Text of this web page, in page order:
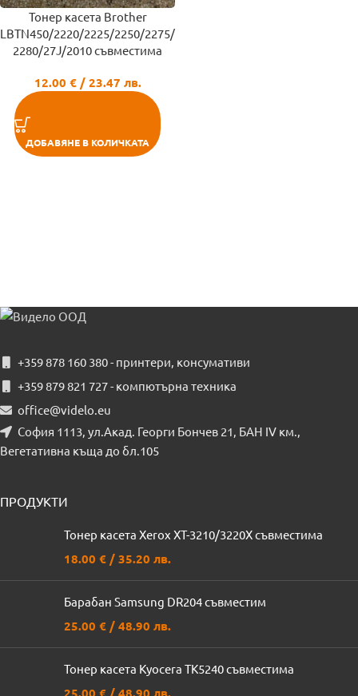
Тонер касета Brother
LBTN450/2220/2225/2250/2275/
2280/27J/2010 съвместима
12.00 €/ 23.47 лв.
ДОБАВЯНЕ В КОЛИЧКАТА
+359 878 160 380 - принтери, консумативи
+359 879 821 727 - компютърна техника
office@videlo.eu
София 1113, ул.Акад. Георги Бончев 21, БАН IV км.,
Вегетативна къща до бл.105
ПРОДУКТИ
Тонер касета Xerox XT-3210/3220X съвместима
18.00 € / 35.20 лв.
Барабан Samsung DR204 съвместим
25.00 € / 48.90 лв.
Тонер касета Kyocera TK5240 съвместима
25.00 € / 48.90 лв.